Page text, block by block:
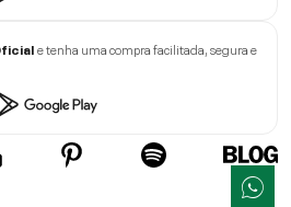
e tenha uma compra facilitada, segura e